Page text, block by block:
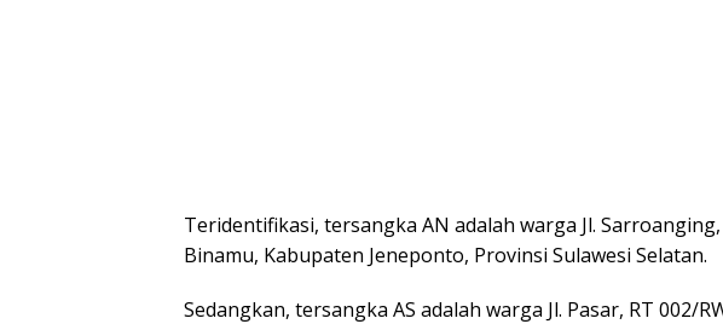
Teridentifikasi, tersangka AN adalah warga Jl.
Binamu, Kabupaten Jeneponto, Provinsi Sulawesi Selatan.
Sedangkan, tersangka AS adalah warga Jl. Pasar, RT 002/